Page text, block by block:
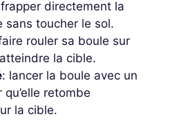
directement la
sans toucher le sol.
rouler sa boule sur
la cible.
: lancer la boule avec un
retombe
la cible.